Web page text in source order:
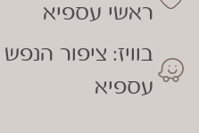
ראשי עספיא
בוויז: ציפור הנפש
עספיא